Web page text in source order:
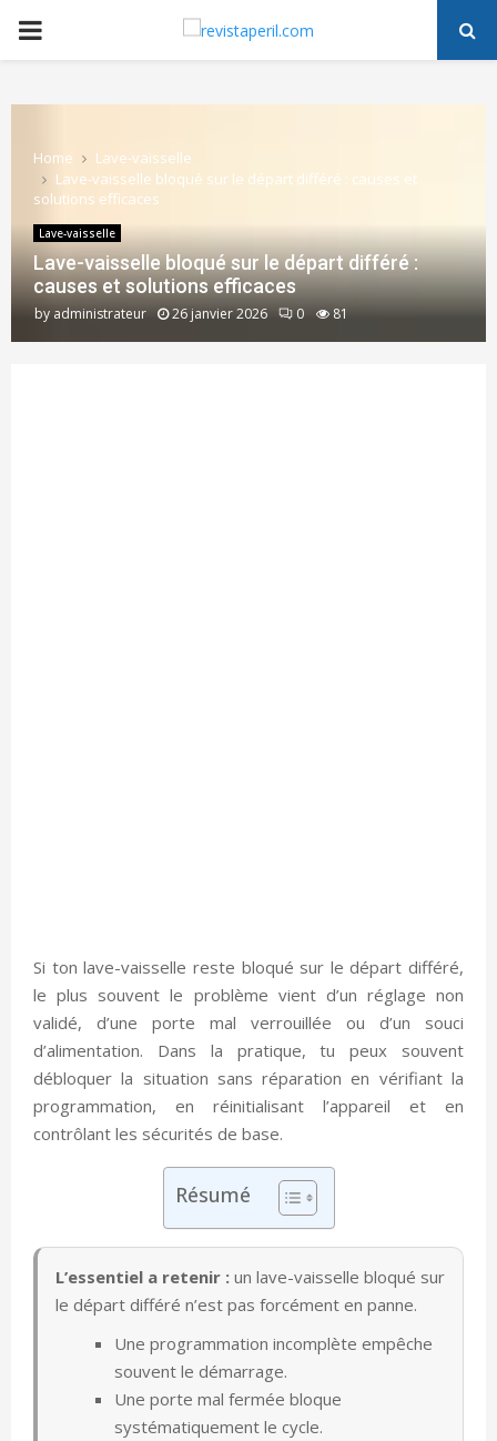
PRIMARY
Home
Lave-vaisselle
Lave-vaisselle bloqué sur le départ différé : causes et
solutions efficaces
Lave-vaisselle
Lave-vaisselle bloqué sur le départ différé :
causes et solutions efficaces
by administrateur 26 janvier 2026 0 81
Si ton lave-vaisselle reste bloqué sur le départ différé,
le plus souvent le problème vient d’un réglage non
validé, d’une porte mal verrouillée ou d’un souci
d’alimentation. Dans la pratique, tu peux souvent
débloquer la situation sans réparation en vérifiant la
programmation, en réinitialisant l’appareil et en
contrôlant les sécurités de base.
Résumé
L’essentiel a retenir : un lave-vaisselle bloqué sur
le départ différé n’est pas forcément en panne.
Une programmation incomplète empêche
souvent le démarrage.
Une porte mal fermée bloque
systématiquement le cycle.